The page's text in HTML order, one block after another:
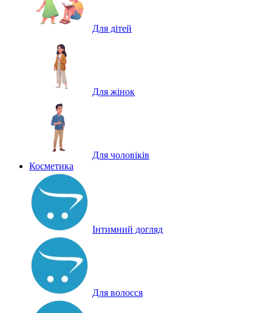
Для дітей
Для жінок
Для чоловіків
Косметика
Інтимний догляд
Для волосся